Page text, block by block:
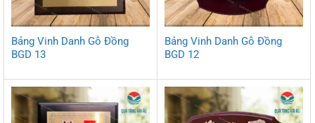
Bảng Vinh Danh Gỗ Đồng
BGD 13
Bảng Vinh Danh Gỗ Đồng
BGD 12